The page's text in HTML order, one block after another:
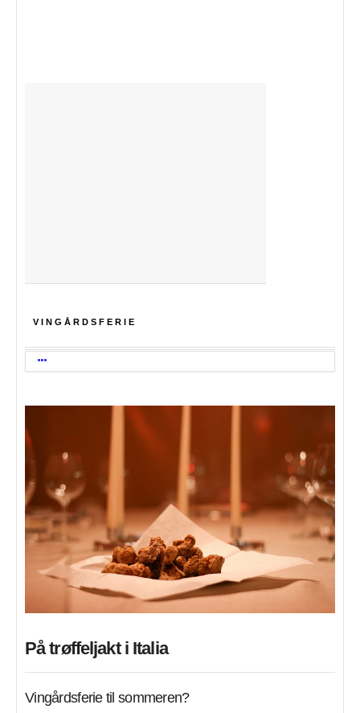
VINGÅRDSFERIE
På trøffeljakt i Italia
Vingårdsferie til sommeren?